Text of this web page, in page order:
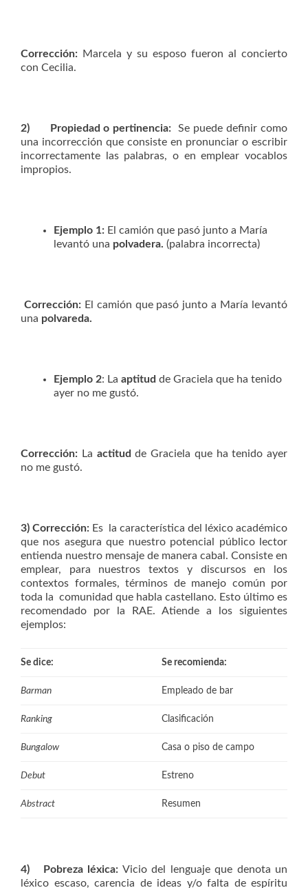
Corrección: Marcela y su esposo fueron al concierto
con Cecilia.
2) Propiedad o pertinencia:Se puede definir como
una incorrección que consiste en pronunciar o escribir
incorrectamente las palabras, o en emplear vocablos
impropios.
Ejemplo 1: El camión que pasó junto a María
levantó una polvadera. (palabra incorrecta)
Corrección: El camión que pasó junto a María levantó
una polvareda.
Ejemplo 2: La aptitud de Graciela que ha tenido
ayer no me gustó.
Corrección: La actitud de Graciela que ha tenido ayer
no me gustó.
3) Corrección: Es la característica del léxico académico
que nos asegura que nuestro potencial público lector
entienda nuestro mensaje de manera cabal. Consiste en
emplear, para nuestros textos y discursos en los
contextos formales, términos de manejo común por
toda la comunidad que habla castellano. Esto último es
recomendado por la RAE. Atiende a los siguientes
ejemplos:
Se dice: Se recomienda:
Barman Empleado de bar
Ranking Clasificación
Bungalow Casa o piso de campo
Debut Estreno
Abstract Resumen
4) Pobreza léxica: Vicio del lenguaje que denota un
léxico escaso, carencia de ideas y/o falta de espíritu